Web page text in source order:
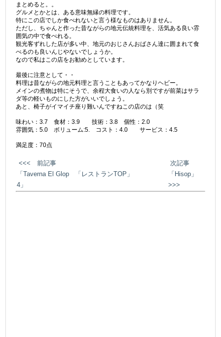
まとめると。。
グルメとかとは、ある意味無縁の料理です。
特にこの店でしか食べれないと言う様なものはありません。
ただし、ちゃんと作った昔ながらの地元伝統料理を、活気ある良い雰
囲気の中で食べれる。
観光客ずれした店が多い中、地元のおじさんおばさん達に囲まれて食
べるのも良いんじやないでしょうか。
なので私はこの店をお勧めとしています。
最後に注意として・・
料理は昔ながらの地元料理と言うこともあってかなりヘビー。
メインの煮物は特にそうで、余程大食いの人なら別ですが前菜はサラ
ダ等の軽いものにした方がいいでしょう。
あと、椅子がイマイチ座り難いんですねこの店のは（笑
味わい：3.7 食材：3.9 技術：3.8 個性：2.0
雰囲気：5.0 ボリューム:5. コスト：4.0 サービス：4.5
満足度：70点
<<< 前記事
「Taverna El Glop
4」
「レストランTOP」
次記事
「Hisop」
>>>